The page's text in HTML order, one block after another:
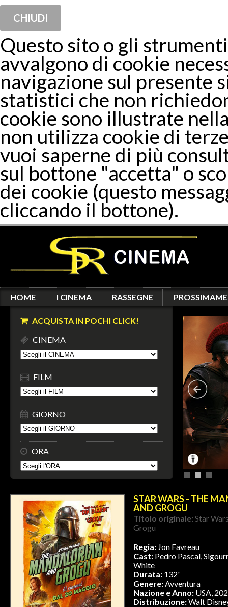
CHIUDI
Questo sito o gli
avvalgono di cookie
navigazione sul presente
statistici che non
cookie sono illustrate
non utilizza cookie di
vuoi saperne di più
sul bottone "accetta" o
dei cookie (questo
cliccando il bottone).
HOME I CINEMA RASSEGNE
ACQUISTA IN POCHI CLICK!
CINEMA
FILM
GIORNO
ORA
STAR WARS - THE
AND GROGU
Titolo originale: Star
Grogu
Regia: Jon Favreau
Cast: Pedro Pascal,
White
Durata: 132'
Genere:Avventura
Nazione e Anno: USA,
Distribuzione:Walt